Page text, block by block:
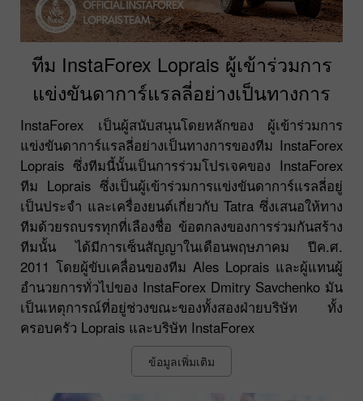
ทีม InstaForex Loprais ผู้เข้าร่วมการ
แข่งขันดาการ์แรลลี่อย่างเป็นทางการ
InstaForex เป็นผู้สนับสนุนโดยหลักของ ผู้เข้าร่วมการ
แข่งขันดาการ์แรลลี่อย่างเป็นทางการของทีม InstaForex
Loprais ซึ่งทีมนี้นั้นเป็นการร่วมโปรเจคของ InstaForex
ทีม Loprais ซึ่งเป็นผู้เข้าร่วมการแข่งขันดาการ์แรลลี่อยู่
เป็นประจำ และเครื่องยนต์เกี่ยวกับ Tatra ซึ่งเสนอให้ทาง
ทีมด้วยรถบรรทุกที่เลืองชื่อ ข้อตกลงของการร่วมกันสร้าง
ทีมนั้น ได้มีการเซ็นสัญญาในเดือนพฤษภาคม ปีค.ศ.
2011 โดยผู้ขับเคลื่อนของทีม Ales Loprais และผู้แทนผู้
อำนวยการทั่วไปของ InstaForex Dmitry Savchenko มัน
เป็นเหตุการณ์ที่อยู่ช่วงขณะของทั้งสองฝ่ายบริษัท ทั้ง
ครอบครัว Loprais และบริษัท InstaForex
ข้อมูลเพิ่มเติม